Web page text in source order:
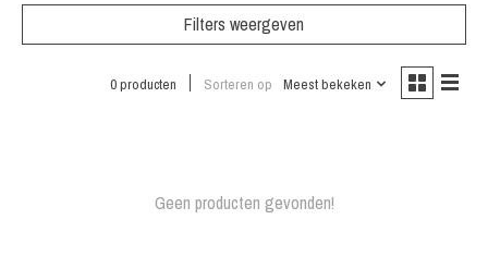
Filters weergeven
0 producten Sorteren op Meest bekeken
Geen producten gevonden!